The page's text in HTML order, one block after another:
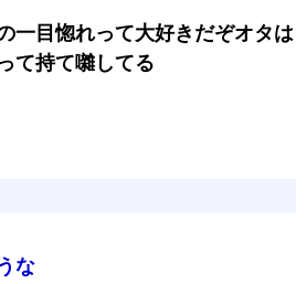
一目惚れって大好きだぞオタは
て持て囃してる
な